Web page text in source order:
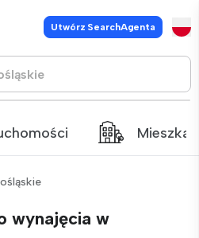
Utwórz SearchAgenta
wynajęcia w